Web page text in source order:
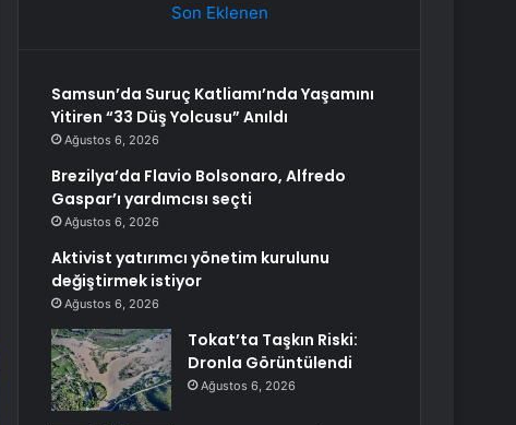
Son Eklenen
Samsun’da Suruç Katliamı’nda Yaşamını
Yitiren “33 Düş Yolcusu” Anıldı
Ağustos 6, 2026
Brezilya’da Flavio Bolsonaro, Alfredo
Gaspar’ı yardımcısı seçti
Ağustos 6, 2026
Aktivist yatırımcı yönetim kurulunu
değiştirmek istiyor
Ağustos 6, 2026
Tokat’ta Taşkın Riski:
Dronla Görüntülendi
Ağustos 6, 2026